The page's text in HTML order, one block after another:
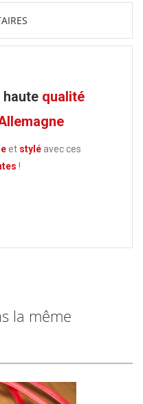
haute qualité
et stylé avec ces
!
la même